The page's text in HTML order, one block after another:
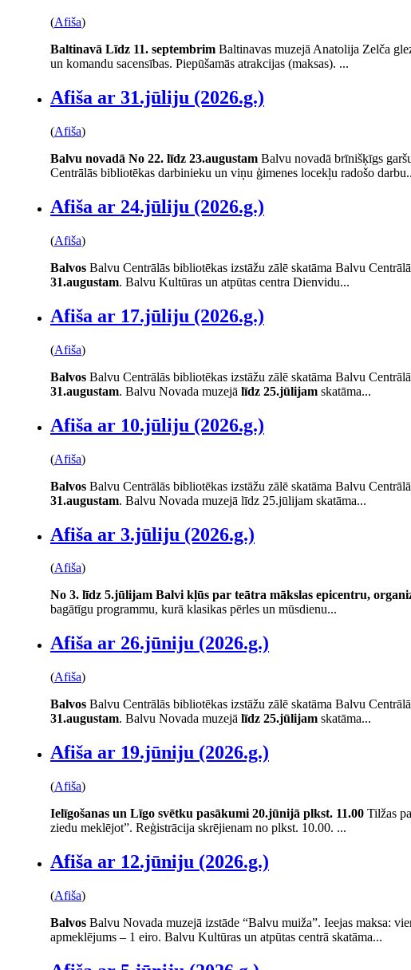
(Afiša)
Baltinavā Līdz 11. septembrim Baltinavas muzejā Anatolija Zelča
un komandu sacensības. Piepūšamās atrakcijas (maksas). ...
Afiša ar 31.jūliju (2026.g.)
(Afiša)
Balvu novadā No 22. līdz 23.augustam Balvu novadā brīnišķīgs
Centrālās bibliotēkas darbinieku un viņu ģimenes locekļu radošo
Afiša ar 24.jūliju (2026.g.)
(Afiša)
Balvos Balvu Centrālās bibliotēkas izstāžu zālē skatāma Balvu
31.augustam. Balvu Kultūras un atpūtas centra Dienvidu...
Afiša ar 17.jūliju (2026.g.)
(Afiša)
Balvos Balvu Centrālās bibliotēkas izstāžu zālē skatāma Balvu
31.augustam. Balvu Novada muzejā līdz 25.jūlijam skatāma...
Afiša ar 10.jūliju (2026.g.)
(Afiša)
Balvos Balvu Centrālās bibliotēkas izstāžu zālē skatāma Balvu
31.augustam. Balvu Novada muzejā līdz 25.jūlijam skatāma...
Afiša ar 3.jūliju (2026.g.)
(Afiša)
No 3. līdz 5.jūlijam Balvi kļūs par teātra mākslas epicentru,
bagātīgu programmu, kurā klasikas pērles un mūsdienu...
Afiša ar 26.jūniju (2026.g.)
(Afiša)
Balvos Balvu Centrālās bibliotēkas izstāžu zālē skatāma Balvu
31.augustam. Balvu Novada muzejā līdz 25.jūlijam skatāma...
Afiša ar 19.jūniju (2026.g.)
(Afiša)
Ielīgošanas un Līgo svētku pasākumi 20.jūnijā plkst. 11.00 Tilžas
ziedu meklējot”. Reģistrācija skrējienam no plkst. 10.00. ...
Afiša ar 12.jūniju (2026.g.)
(Afiša)
Balvos Balvu Novada muzejā izstāde “Balvu muiža”. Ieejas maksa:
apmeklējums – 1 eiro. Balvu Kultūras un atpūtas centrā skatāma...